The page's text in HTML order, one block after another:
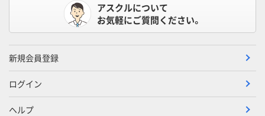
アスクルについて
お気軽にご質問ください。
新規会員登録
ログイン
ヘルプ